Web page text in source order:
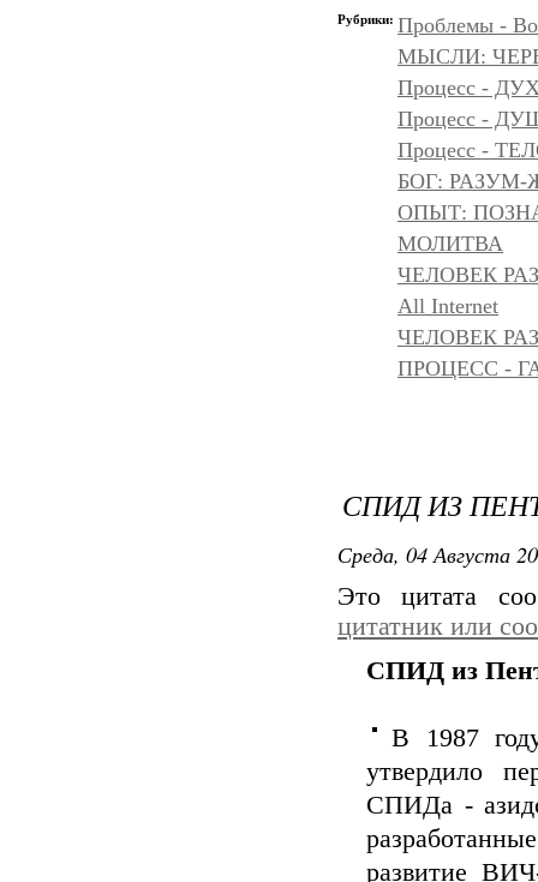
Рубрики: Проблемы -
МЫСЛИ:
Процесс -
Процесс -
Процесс -
БОГ:
ОПЫТ:
МОЛИТВА
ЧЕЛОВЕК
All Internet
ЧЕЛОВЕК
ПРОЦЕСС -
СПИД ИЗ
Среда, 04 Августа
Это цитата
цитатник или
СПИД из
В 1987
утвердило
СПИДа -
развитие